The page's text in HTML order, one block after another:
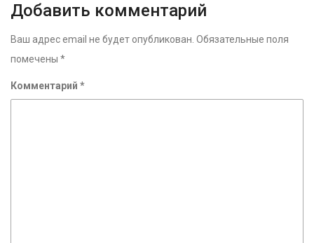
Добавить комментарий
Ваш адрес email не будет опубликован. Обязательные поля
помечены *
Комментарий *